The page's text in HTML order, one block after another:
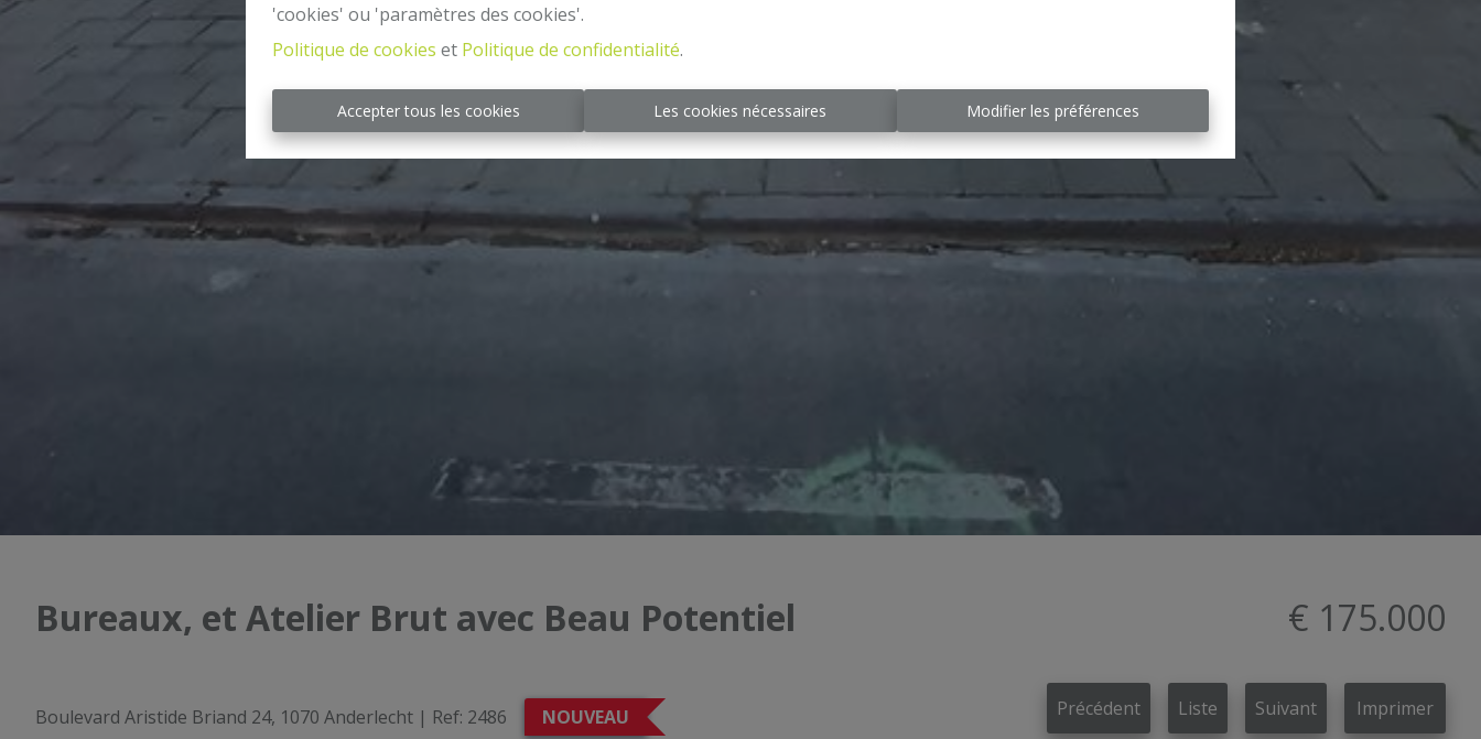
'cookies' ou 'paramètres des cookies'.
Politique de cookies et Politique de confidentialité.
Accepter tous les cookies Les cookies nécessaires Modifier les préférences
Bureaux, et Atelier Brut avec Beau Potentiel € 175.000
Boulevard Aristide Briand 24, 1070 Anderlecht | Ref: 2486 NOUVEAU Précédent Liste Suivant Imprimer